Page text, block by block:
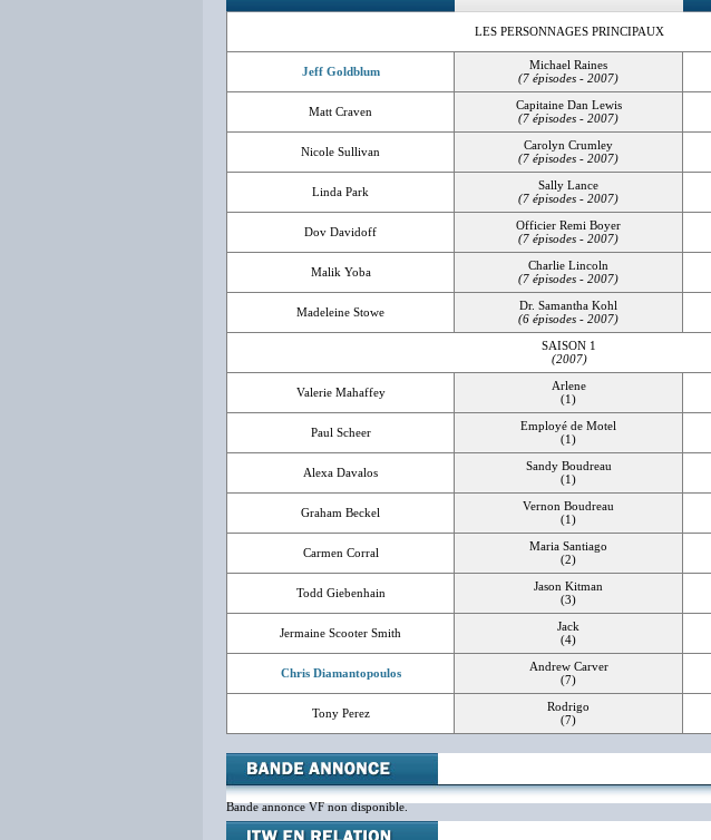
LES PERSONNAGES PRINCIPAUX
Jeff Goldblum
Michael Raines
(7 épisodes - 2007)
Matt Craven
Capitaine Dan Lewis
(7 épisodes - 2007)
Nicole Sullivan
Carolyn Crumley
(7 épisodes - 2007)
Linda Park
Sally Lance
(7 épisodes - 2007)
Dov Davidoff
Officier Remi Boyer
(7 épisodes - 2007)
Malik Yoba
Charlie Lincoln
(7 épisodes - 2007)
Madeleine Stowe
Dr. Samantha Kohl
(6 épisodes - 2007)
SAISON 1
(2007)
Valerie Mahaffey
Arlene
(1)
Paul Scheer
Employé de Motel
(1)
Alexa Davalos
Sandy Boudreau
(1)
Graham Beckel
Vernon Boudreau
(1)
Carmen Corral
Maria Santiago
(2)
Todd Giebenhain
Jason Kitman
(3)
Jermaine Scooter Smith
Jack
(4)
Chris Diamantopoulos
Andrew Carver
(7)
Tony Perez
Rodrigo
(7)
Bande annonce VF non disponible.